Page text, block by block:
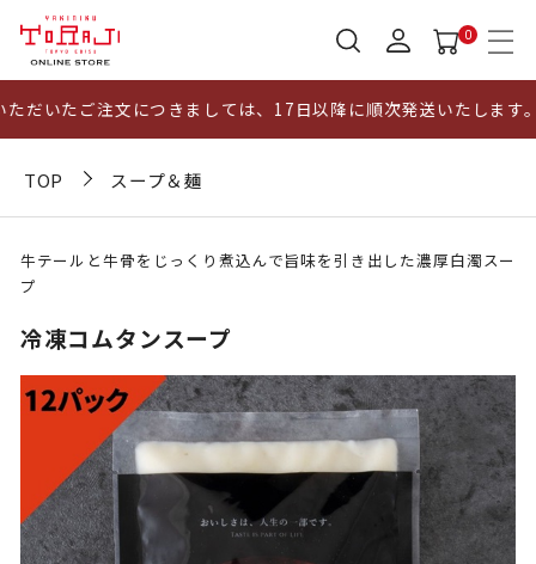
0
ご注文につきましては、17日以降に順次発送いたします。
TOP スープ＆麺
牛テールと牛骨をじっくり煮込んで旨味を引き出した濃厚白濁スー
プ
冷凍コムタンスープ